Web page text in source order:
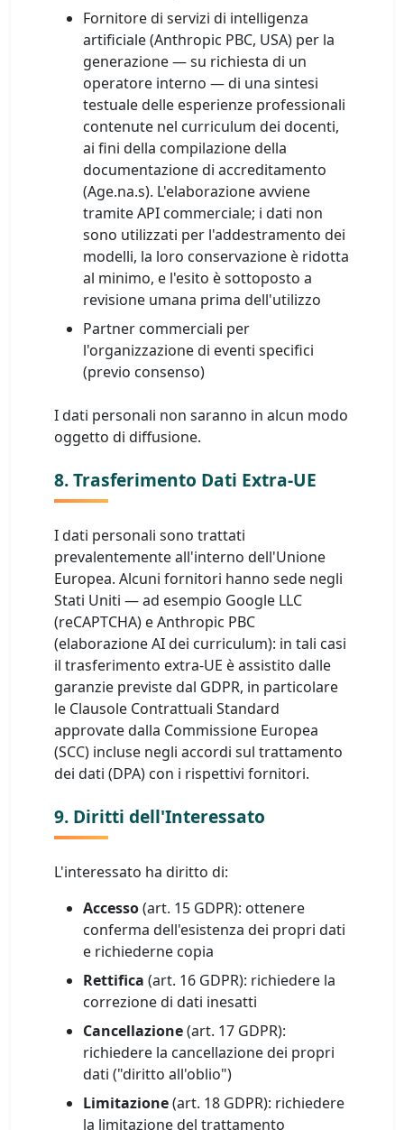
Fornitore di servizi di intelligenza
artificiale (Anthropic PBC, USA) per la
generazione — su richiesta di un
operatore interno — di una sintesi
testuale delle esperienze professionali
contenute nel curriculum dei docenti,
ai fini della compilazione della
documentazione di accreditamento
(Age.na.s). L'elaborazione avviene
tramite API commerciale; i dati non
sono utilizzati per l'addestramento dei
modelli, la loro conservazione è ridotta
al minimo, e l'esito è sottoposto a
revisione umana prima dell'utilizzo
Partner commerciali per
l'organizzazione di eventi specifici
(previo consenso)
I dati personali non saranno in alcun modo
oggetto di diffusione.
8. Trasferimento Dati Extra-UE
I dati personali sono trattati
prevalentemente all'interno dell'Unione
Europea. Alcuni fornitori hanno sede negli
Stati Uniti — ad esempio Google LLC
(reCAPTCHA) e Anthropic PBC
(elaborazione AI dei curriculum): in tali casi
il trasferimento extra-UE è assistito dalle
garanzie previste dal GDPR, in particolare
le Clausole Contrattuali Standard
approvate dalla Commissione Europea
(SCC) incluse negli accordi sul trattamento
dei dati (DPA) con i rispettivi fornitori.
9. Diritti dell'Interessato
L'interessato ha diritto di:
Accesso(art. 15 GDPR): ottenere
conferma dell'esistenza dei propri dati
e richiederne copia
Rettifica (art. 16 GDPR): richiedere la
correzione di dati inesatti
Cancellazione(art. 17 GDPR):
richiedere la cancellazione dei propri
dati ("diritto all'oblio")
Limitazione(art. 18 GDPR): richiedere
la limitazione del trattamento